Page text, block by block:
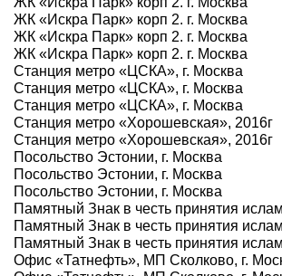
ЖК «Искра Парк» корп 2. г. Москва
ЖК «Искра Парк» корп 2. г. Москва
ЖК «Искра Парк» корп 2. г. Москва
Станция метро «ЦСКА», г. Москва
Станция метро «ЦСКА», г. Москва
Станция метро «ЦСКА», г. Москва
Станция метро «Хорошевская», 2016г
Станция метро «Хорошевская», 2016г
Посольство Эстонии, г. Москва
Посольство Эстонии, г. Москва
Посольство Эстонии, г. Москва
Памятный Знак в честь принятия
Памятный Знак в честь принятия
Памятный Знак в честь принятия
Офис «Татнефть», МП Сколково, г.